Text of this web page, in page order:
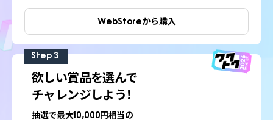
WebStoreから購入
Step 3
欲しい賞品を選んで
チャレンジしよう！
抽選で最大10,000円相当の